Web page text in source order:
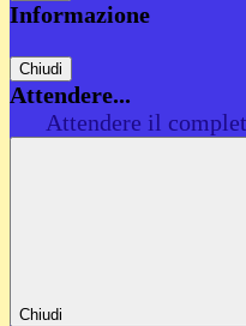
Informazione
Chiudi
Attendere...
Attendere il
Chiudi